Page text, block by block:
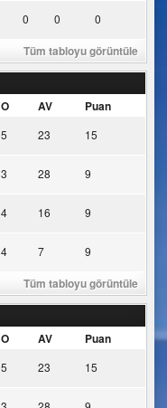
0 0 0
Tüm tabloyu görüntüle
O AV Puan
5 23 15
3 28 9
4 16 9
4 7 9
Tüm tabloyu görüntüle
O AV Puan
5 23 15